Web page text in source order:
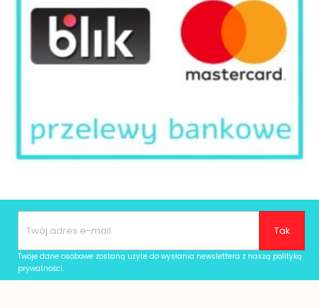
Twoje dane osobowe zostaną użyte do wysłania newslettera z naszą polityką
prywatności.